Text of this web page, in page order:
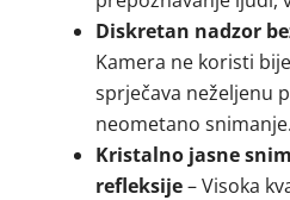
Diskretan nadzor
Kamera ne koristi
sprječava neželjenu
neometano snimanje.
Kristalno jasne
refleksije– Visoka